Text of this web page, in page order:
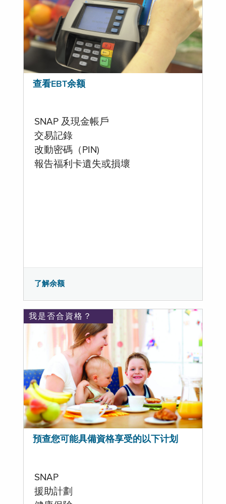
查看EBT余额
SNAP 及現金帳戶
交易記錄
改動密碼（PIN)
報告福利卡遺失或損壞
了解余额
我是否合資格？
預查您可能具備資格享受的以下计划
SNAP
援助計劃